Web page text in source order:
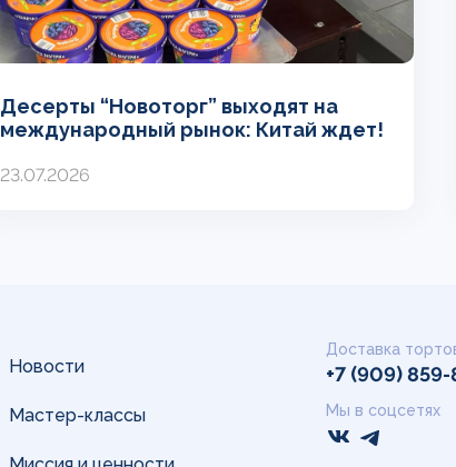
Десерты “Новоторг” выходят на
международный рынок: Китай ждет!
23.07.2026
Новости
Мастер-классы
Доставка
+7 (909)
Мы в соцсетях